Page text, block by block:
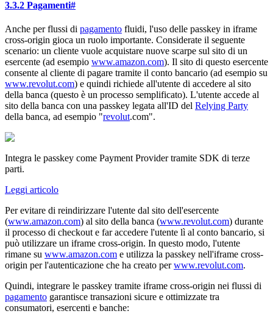
3.3.2 Pagamenti#
Anche per flussi di pagamento fluidi, l'uso delle passkey in iframe
cross-origin gioca un ruolo importante. Considerate il seguente
scenario: un cliente vuole acquistare nuove scarpe sul sito di un
esercente (ad esempio www.amazon.com). Il sito di questo esercente
consente al cliente di pagare tramite il conto bancario (ad esempio su
www.revolut.com) e quindi richiede all'utente di accedere al sito
della banca (questo è un processo semplificato). L'utente accede al
sito della banca con una passkey legata all'ID del Relying Party
della banca, ad esempio "revolut.com".
Integra le passkey come Payment Provider tramite SDK di terze
parti.
Leggi articolo
Per evitare di reindirizzare l'utente dal sito dell'esercente
(www.amazon.com) al sito della banca (www.revolut.com) durante
il processo di checkout e far accedere l'utente lì al conto bancario, si
può utilizzare un iframe cross-origin. In questo modo, l'utente
rimane su www.amazon.com e utilizza la passkey nell'iframe cross-
origin per l'autenticazione che ha creato perwww.revolut.com.
Quindi, integrare le passkey tramite iframe cross-origin nei flussi di
pagamento garantisce transazioni sicure e ottimizzate tra
consumatori, esercenti e banche: